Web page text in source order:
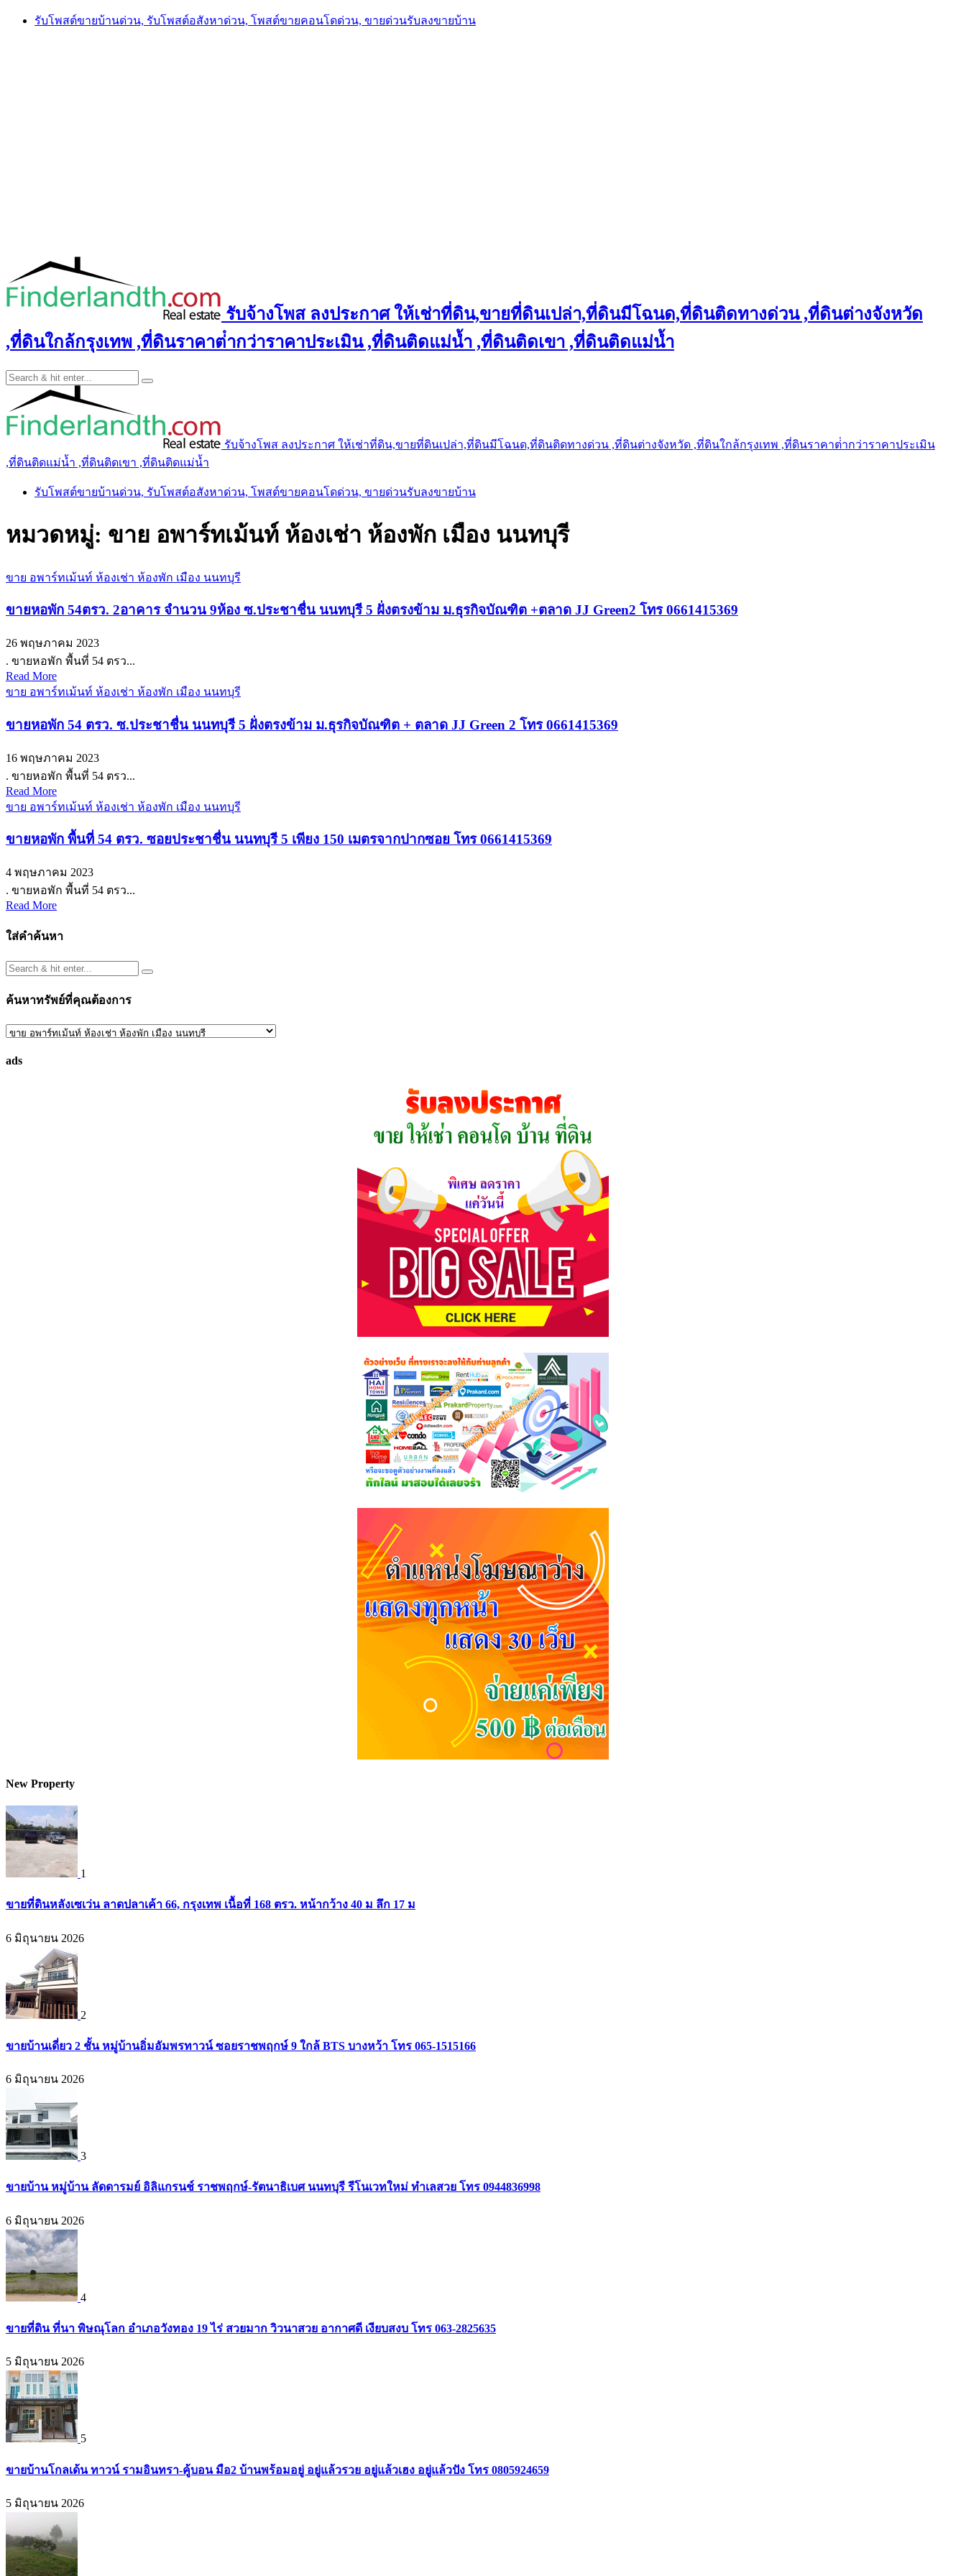
Skip
รับโพสต์ขายบ้านด่วน, รับโพสต์อสังหาด่วน, โพสต์ขายคอนโดด่วน, ขายด่วนรับลงขายบ้าน
รับจ้างโพส ลงประกาศ ให้เช่าที่ดิน,ขายที่ดินเปล่า,ที่ดินมีโฉนด,ที่ดินติดทางด่วน ,ที่ดินต่างจังหวัด
,ที่ดินใกล้กรุงเทพ ,ที่ดินราคาต่ํากว่าราคาประเมิน ,ที่ดินติดแม่น้ำ ,ที่ดินติดเขา ,ที่ดินติดแม่น้ำ
รับจ้างโพส ลงประกาศ ให้เช่าที่ดิน,ขายที่ดินเปล่า,ที่ดินมีโฉนด,ที่ดินติดทางด่วน ,ที่ดินต่างจังหวัด ,ที่ดินใกล้กรุงเทพ ,ที่ดินราคาต่ํากว่าราคาประเมิน
,ที่ดินติดแม่น้ำ ,ที่ดินติดเขา ,ที่ดินติดแม่น้ำ
รับโพสต์ขายบ้านด่วน, รับโพสต์อสังหาด่วน, โพสต์ขายคอนโดด่วน, ขายด่วนรับลงขายบ้าน
หมวดหมู่: ขาย อพาร์ทเม้นท์ ห้องเช่า ห้องพัก เมือง นนทบุรี
ขาย อพาร์ทเม้นท์ ห้องเช่า ห้องพัก เมือง นนทบุรี
ขายหอพัก 54ตรว. 2อาคาร จำนวน 9ห้อง ซ.ประชาชื่น นนทบุรี 5 ฝั่งตรงข้าม ม.ธุรกิจบัณฑิต +ตลาด JJ Green2 โทร 0661415369
26 พฤษภาคม 2023
. ขายหอพัก พื้นที่ 54 ตรว...
Read More
ขาย อพาร์ทเม้นท์ ห้องเช่า ห้องพัก เมือง นนทบุรี
ขายหอพัก 54 ตรว. ซ.ประชาชื่น นนทบุรี 5 ฝั่งตรงข้าม ม.ธุรกิจบัณฑิต + ตลาด JJ Green 2 โทร 0661415369
16 พฤษภาคม 2023
. ขายหอพัก พื้นที่ 54 ตรว...
Read More
ขาย อพาร์ทเม้นท์ ห้องเช่า ห้องพัก เมือง นนทบุรี
ขายหอพัก พื้นที่ 54 ตรว. ซอยประชาชื่น นนทบุรี 5 เพียง 150 เมตรจากปากซอย โทร 0661415369
4 พฤษภาคม 2023
. ขายหอพัก พื้นที่ 54 ตรว...
Read More
ใส่คำค้นหา
ค้นหาทรัพย์ที่คุณต้องการ
ค้นหา
ที่
ads
New Property
1
ขายที่ดินหลังเซเว่น ลาดปลาเค้า 66, กรุงเทพ เนื้อที่ 168 ตรว. หน้ากว้าง 40 ม ลึก 17 ม
6 มิถุนายน 2026
2
ขายบ้านเดี่ยว 2 ชั้น หมู่บ้านอิ่มอัมพรทาวน์ ซอยราชพฤกษ์ 9 ใกล้ BTS บางหว้า โทร 065-1515166
6 มิถุนายน 2026
3
ขายบ้าน หมู่บ้าน ลัดดารมย์ อิลิแกรนช์ ราชพฤกษ์-รัตนาธิเบศ นนทบุรี รีโนเวทใหม่ ทำเลสวย โทร 0944836998
6 มิถุนายน 2026
4
ขายที่ดิน ที่นา พิษณุโลก อำเภอวังทอง 19 ไร่ สวยมาก วิวนาสวย อากาศดี เงียบสงบ โทร 063-2825635
5 มิถุนายน 2026
5
ขายบ้านโกลเด้น ทาวน์ รามอินทรา-คู้บอน มือ2 บ้านพร้อมอยู่ อยู่แล้วรวย อยู่แล้วเฮง อยู่แล้วปัง โทร 0805924659
5 มิถุนายน 2026